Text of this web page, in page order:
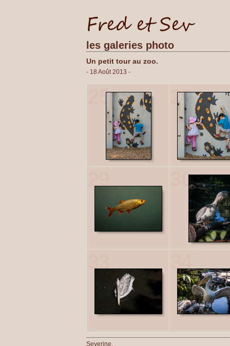
les galeries photo
Un petit tour au zoo.
- 18 Août 2013 -
25 26
30
Severine.